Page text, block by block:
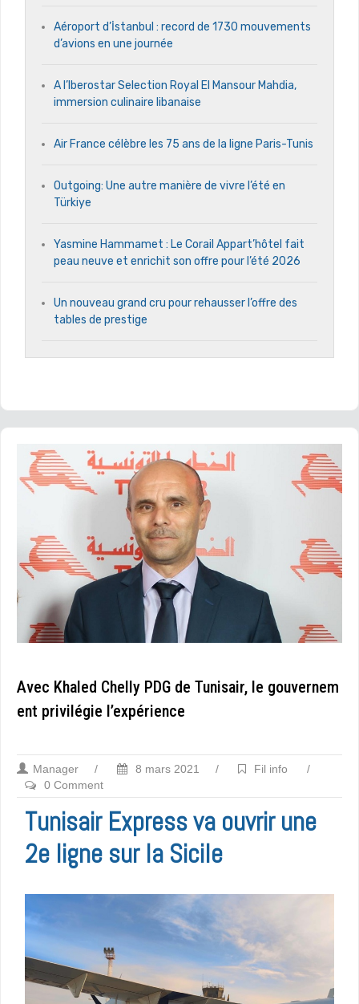
Aéroport d’İstanbul : record de 1730 mouvements
d’avions en une journée
A l’Iberostar Selection Royal El Mansour Mahdia,
immersion culinaire libanaise
Air France célèbre les 75 ans de la ligne Paris-Tunis
Outgoing: Une autre manière de vivre l’été en
Türkiye
Yasmine Hammamet : Le Corail Appart’hôtel fait
peau neuve et enrichit son offre pour l’été 2026
Un nouveau grand cru pour rehausser l’offre des
tables de prestige
Avec Khaled Chelly PDG de Tunisair, le gouvernem
ent privilégie l’expérience
Manager / 8 mars 2021 / Fil info
/
0 Comment
Tunisair Express va ouvrir une
2e ligne sur la Sicile